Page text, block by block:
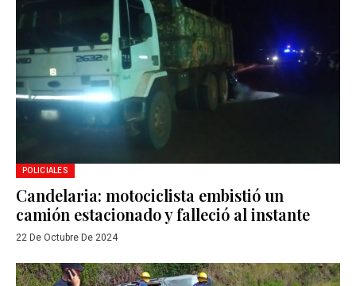
POLICIALES
Candelaria: motociclista embistió un
camión estacionado y falleció al instante
22 De Octubre De 2024